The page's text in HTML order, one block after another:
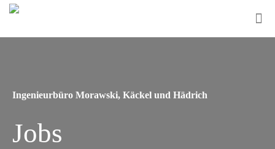
Ingenieurbüro Morawski, Käckel und Hädrich
Jobs